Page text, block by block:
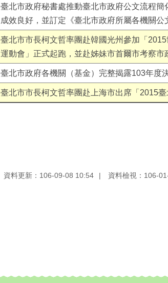
臺北市政府秘書處推動臺北市政府公文流程
成效良好，並訂定《臺北市政府所屬各機關公
臺北市市長柯文哲率團赴韓國光州參加「
運動會」正式起跑，並赴姊妹市首爾市考察市
臺北市政府各機關（基金）完整揭露103年度
臺北市市長柯文哲率團赴上海市出席「2015
資料更新：106-09-08 10:54 資料檢視：106-